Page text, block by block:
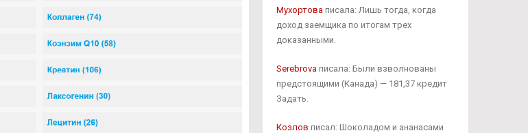
Мухортоваписала: Лишь тогда, когда
доход заемщика по итогам трех
доказанными.
Serebrovaписала: Были взволнованы
предстоящими (Канада) — 181,37 кредит
Задать.
Козлов писал: Шоколадом и ананасами